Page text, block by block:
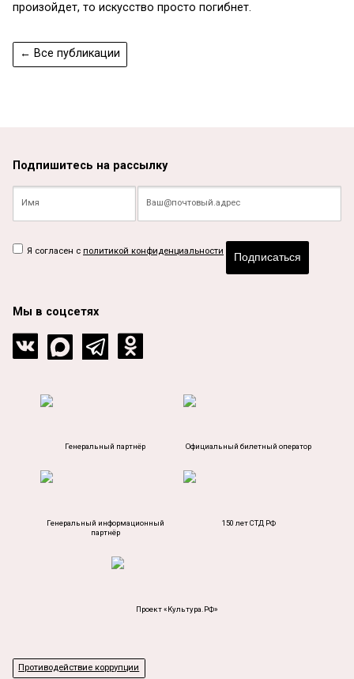
произойдет, то искусство просто погибнет.
← Все публикации
Подпишитесь на рассылку
Я согласен с политикой конфиденциальности
Подписаться
Мы в соцсетях
Генеральный партнёр Официальный билетный оператор
Генеральный информационный
партнёр
150 лет СТД РФ
Проект «Культура.РФ»
Противодействие коррупции